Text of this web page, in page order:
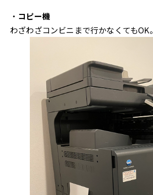
・ コピー機
わざわざコンビニまで行かなくてもOK。